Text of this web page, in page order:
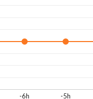
-6h -5h